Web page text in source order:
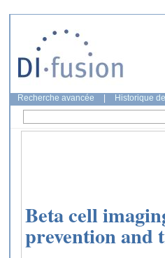
Recherche avancée Historique
Beta cell
prevention and